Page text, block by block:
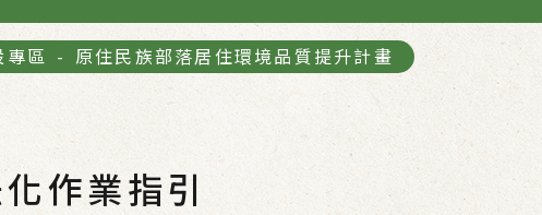
專區 - 原住民族部落居住環境品質提升計畫
作業指引